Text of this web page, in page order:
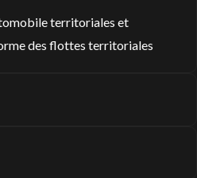
territoriales et
des flottes territoriales